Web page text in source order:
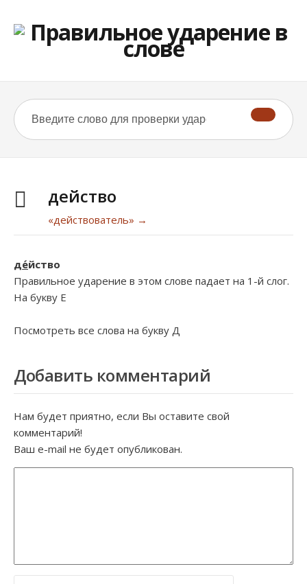
действо
«действователь» →
де́йство
Правильное ударение в этом слове падает на 1-й слог.
На букву Е
Посмотреть все слова на букву Д
Добавить комментарий
Нам будет приятно, если Вы оставите свой
комментарий!
Ваш e-mail не будет опубликован.